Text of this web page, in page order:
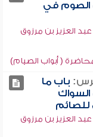
الصوم في
عبد العزيز بن مرزوق
( أبواب الصيام)
باب ما
للصائم
عبد العزيز بن مرزوق